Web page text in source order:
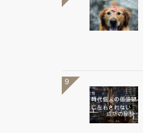
9